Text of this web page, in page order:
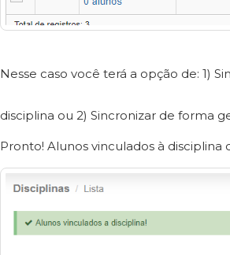
Nesse caso você terá a opção de: 1)
disciplina ou 2) Sincronizar de forma
Pronto! Alunos vinculados à disciplina